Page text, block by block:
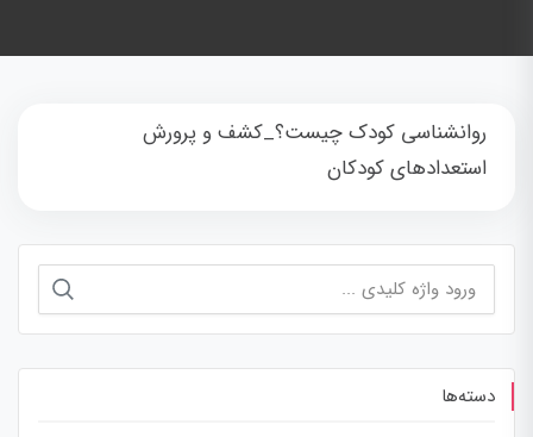
روانشناسی کودک چیست؟_کشف و پرورش
استعدادهای کودکان
جستجو
برای:
دسته‌ها